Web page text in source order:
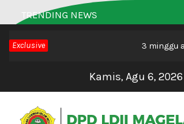
to
content
TRENDING NEWS
Exclusive 3 minggu ago
Kamis, Agu 6, 2026